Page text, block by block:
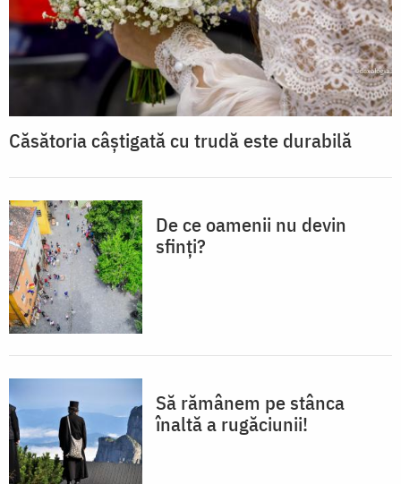
Căsătoria câștigată cu trudă este durabilă
De ce oamenii nu devin
sfinți?
Să rămânem pe stânca
înaltă a rugăciunii!